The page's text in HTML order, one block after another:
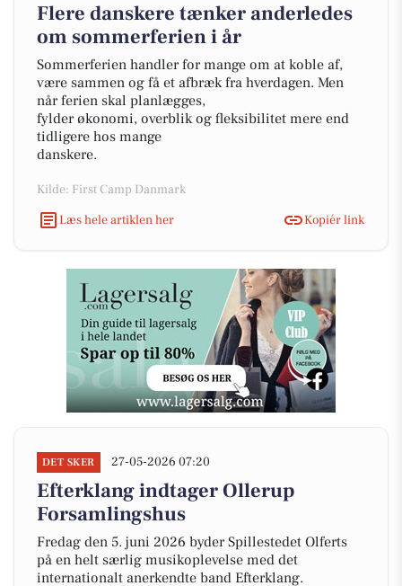
Flere danskere tænker anderledes
om sommerferien i år
Sommerferien handler for mange om at koble af,
være sammen og få et afbræk fra hverdagen. Men
når ferien skal planlægges,
fylder økonomi, overblik og fleksibilitet mere end
tidligere hos mange
danskere.
Kilde: First Camp Danmark
Læs hele artiklen her
Kopiér link
DET SKER 27-05-2026 07:20
Efterklang indtager Ollerup
Forsamlingshus
Fredag den 5. juni 2026 byder Spillestedet Olferts
på en helt særlig musikoplevelse med det
internationalt anerkendte band Efterklang.